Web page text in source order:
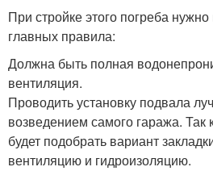
При стройке этого погреба
главных правила:
Должна быть полная
вентиляция.
Проводить установку подвала
возведением самого гаража. Так
будет подобрать вариант
вентиляцию и гидроизоляцию.